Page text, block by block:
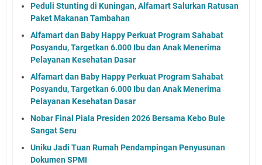
Peduli Stunting di Kuningan, Alfamart Salurkan Ratusan
Paket Makanan Tambahan
Alfamart dan Baby Happy Perkuat Program Sahabat
Posyandu, Targetkan 6.000 Ibu dan Anak Menerima
Pelayanan Kesehatan Dasar
Alfamart dan Baby Happy Perkuat Program Sahabat
Posyandu, Targetkan 6.000 Ibu dan Anak Menerima
Pelayanan Kesehatan Dasar
Nobar Final Piala Presiden 2026 Bersama Kebo Bule
Sangat Seru
Uniku Jadi Tuan Rumah Pendampingan Penyusunan
Dokumen SPMI